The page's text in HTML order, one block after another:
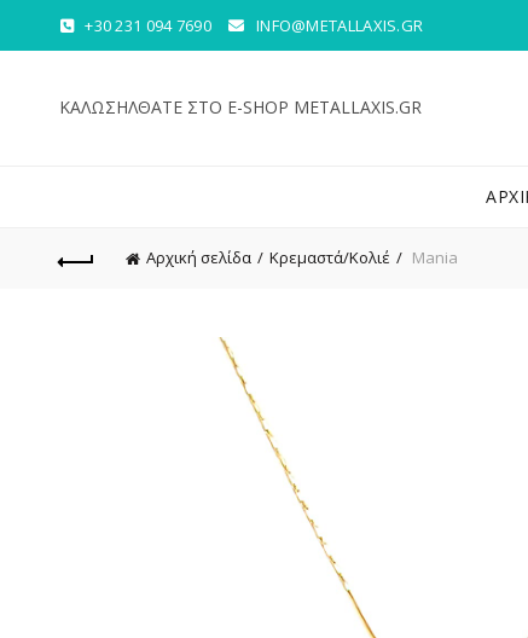
+30 231 094 7690 INFO@METALLAXIS.GR
ΚΑΛΩΣΗΛΘΑΤΕ ΣΤΟ E-SHOP METALLAXIS.GR
Αρχική σελίδα Κρεμαστά/Κολιέ Mania